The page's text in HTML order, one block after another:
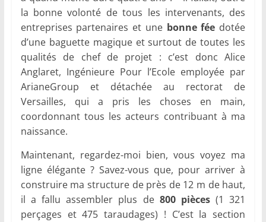
la bonne volonté de tous les intervenants, des
entreprises partenaires et une bonne fée dotée
d’une baguette magique et surtout de toutes les
qualités de chef de projet : c’est donc Alice
Anglaret, Ingénieure Pour l’Ecole employée par
ArianeGroup et détachée au rectorat de
Versailles, qui a pris les choses en main,
coordonnant tous les acteurs contribuant à ma
naissance.
Maintenant, regardez-moi bien, vous voyez ma
ligne élégante ? Savez-vous que, pour arriver à
construire ma structure de près de 12 m de haut,
il a fallu assembler plus de 800 pièces(1 321
perçages et 475 taraudages) ! C’est la section